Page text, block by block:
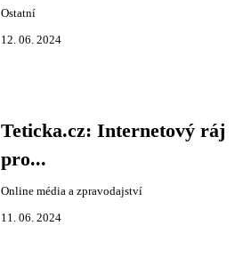
Ostatní
12. 06. 2024
Teticka.cz: Internetový ráj
pro...
Online média a zpravodajství
11. 06. 2024